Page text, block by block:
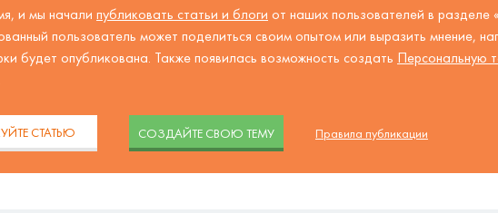
и мы начали публиковать статьи и блоги от наших пользователей в разделе
пользователь может поделиться своим опытом или выразить мнение,
будет опубликована. Также появилась возможность создать Персональную
СТАТЬЮ CОЗДАЙТЕ СВОЮ ТЕМУ Правила публикации